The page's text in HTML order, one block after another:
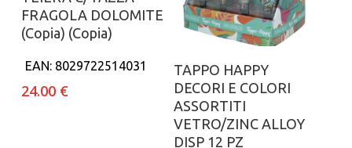
FRAGOLA DOLOMITE
(Copia) (Copia)
EAN: 8029722514031
24.00 €
Aggiungi al carrello
TAPPO HAPPY
DECORI E COLORI
ASSORTITI
VETRO/ZINC ALLOY
DISP 12 PZ